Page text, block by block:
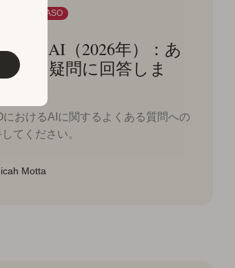
高度なASO
けるAI（2026年）：あ
実な疑問に回答しま
におけるAIに関するよくある質問への
てください。
Motta